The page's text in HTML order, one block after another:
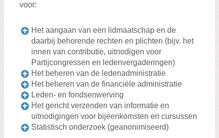
voor:
Het aangaan van een lidmaatschap en de
daarbij behorende rechten en plichten (bijv. het
innen van contributie, uitnodigen voor
Partijcongressen en ledenvergaderingen)
Het beheren van de ledenadministratie
Het beheren van de financiële administratie
Leden- en fondsenwerving
Het gericht verzenden van informatie en
uitnodigingen voor bijeenkomsten en cursussen
Statistisch onderzoek (geanonimiseerd)